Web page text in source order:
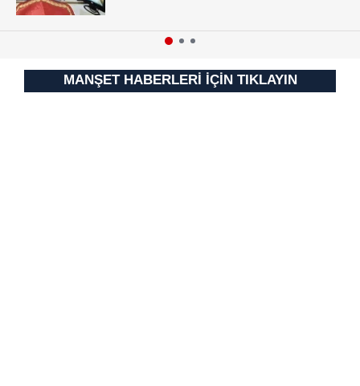
MANŞET HABERLERİ İÇİN TIKLAYIN